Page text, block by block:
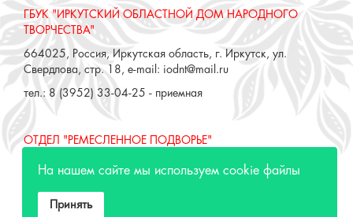
ГБУК "ИРКУТСКИЙ ОБЛАСТНОЙ ДОМ НАРОДНОГО
ТВОРЧЕСТВА"
664025, Россия, Иркутская область, г. Иркутск, ул.
Свердлова, стр. 18, e-mail: iodnt@mail.ru
тел.: 8 (3952) 33-04-25 - приемная
ОТДЕЛ "РЕМЕСЛЕННОЕ ПОДВОРЬЕ"
664025, Россия, Иркутская область, г. Иркутск, ул. 3 июля,
тел.: 8 (3952) 48-71-30
На нашем сайте мы используем cookie файлы
Принять